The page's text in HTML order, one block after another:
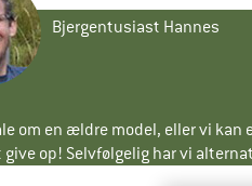
Bjergentusiast Hannes
om en ældre model, eller vi
give op! Selvfølgelig har vi